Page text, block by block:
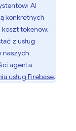
AI
konkretnych
koszt tokenów,
z usług
naszych
agenta
usług Firebase.